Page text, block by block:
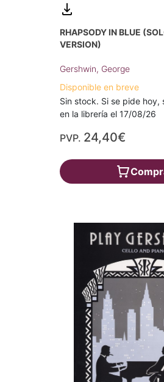
RHAPSODY IN BLUE
VERSION)
Gershwin, George
Disponible en breve
Sin stock. Si se pide hoy,
en la librería el 17/08/26
PVP. 24,40€